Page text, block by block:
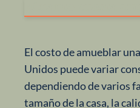
El costo de amueblar
Unidos puede variar
dependiendo de varios
tamaño de la casa, la